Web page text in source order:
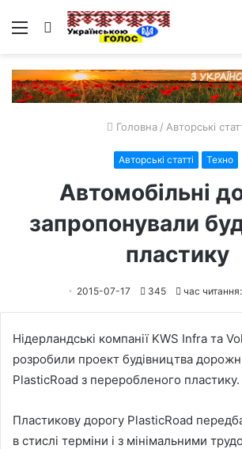
Меню Пошук
Головна / Авторські
Авторські статті Техно
Автомобільні
запропонували
пластику
2015-07-17 345 час
Нідерландські компанії KWS Infra та
розробили проект будівництва
PlasticRoad з переробленого пластику.
Пластикову дорогу PlasticRoad
в стислі терміни і з мінімальними